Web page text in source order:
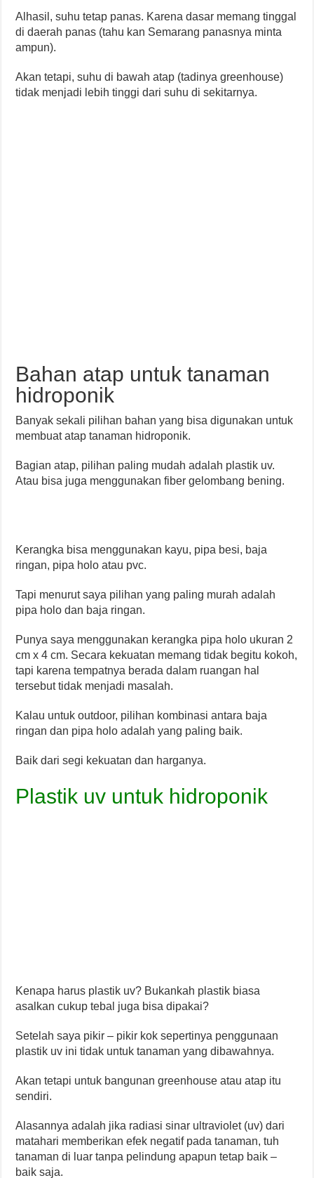
Alhasil, suhu tetap panas. Karena dasar memang tinggal
di daerah panas (tahu kan Semarang panasnya minta
ampun).
Akan tetapi, suhu di bawah atap (tadinya greenhouse)
tidak menjadi lebih tinggi dari suhu di sekitarnya.
Bahan atap untuk tanaman
hidroponik
Banyak sekali pilihan bahan yang bisa digunakan untuk
membuat atap tanaman hidroponik.
Bagian atap, pilihan paling mudah adalah plastik uv.
Atau bisa juga menggunakan fiber gelombang bening.
Kerangka bisa menggunakan kayu, pipa besi, baja
ringan, pipa holo atau pvc.
Tapi menurut saya pilihan yang paling murah adalah
pipa holo dan baja ringan.
Punya saya menggunakan kerangka pipa holo ukuran 2
cm x 4 cm. Secara kekuatan memang tidak begitu kokoh,
tapi karena tempatnya berada dalam ruangan hal
tersebut tidak menjadi masalah.
Kalau untuk outdoor, pilihan kombinasi antara baja
ringan dan pipa holo adalah yang paling baik.
Baik dari segi kekuatan dan harganya.
Plastik uv untuk hidroponik
Kenapa harus plastik uv? Bukankah plastik biasa
asalkan cukup tebal juga bisa dipakai?
Setelah saya pikir – pikir kok sepertinya penggunaan
plastik uv ini tidak untuk tanaman yang dibawahnya.
Akan tetapi untuk bangunan greenhouse atau atap itu
sendiri.
Alasannya adalah jika radiasi sinar ultraviolet (uv) dari
matahari memberikan efek negatif pada tanaman, tuh
tanaman di luar tanpa pelindung apapun tetap baik –
baik saja.